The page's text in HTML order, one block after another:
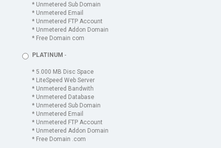
* Unmetered Sub Domain
* Unmetered Email
* Unmetered FTP Account
* Unmetered Addon Domain
* Free Domain com
PLATINUM -
* 5.000 MB Disc Space
* LiteSpeed Web Server
* Unmetered Bandwith
* Unmetered Database
* Unmetered Sub Domain
* Unmetered Email
* Unmetered FTP Account
* Unmetered Addon Domain
* Free Domain .com